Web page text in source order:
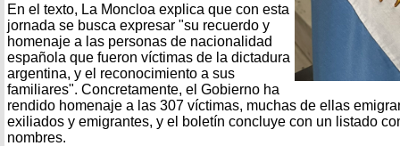
En el texto, La Moncloa explica que con esta
jornada se busca expresar "su recuerdo y
homenaje a las personas de nacionalidad
española que fueron víctimas de la dictadura
argentina, y el reconocimiento a sus
familiares". Concretamente, el Gobierno ha
rendido homenaje a las 307 víctimas, muchas de ellas
exiliados y emigrantes, y el boletín concluye con un listado
nombres.